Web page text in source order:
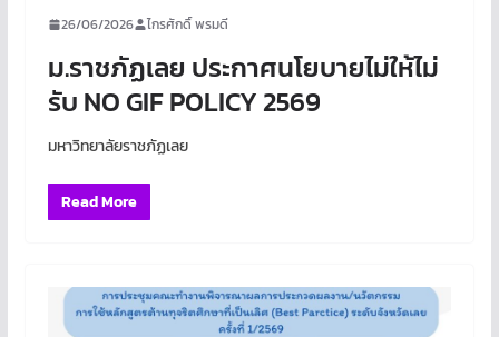
26/06/2026 ไกรศักดิ์ พรมดี
ม.ราชภัฏเลย ประกาศนโยบายไม่ให้ไม่
รับ NO GIF POLICY 2569
มหาวิทยาลัยราชภัฏเลย
Read More